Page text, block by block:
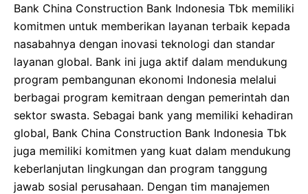
Bank China Construction Bank Indonesia Tbk memiliki
komitmen untuk memberikan layanan terbaik kepada
nasabahnya dengan inovasi teknologi dan standar
layanan global. Bank ini juga aktif dalam mendukung
program pembangunan ekonomi Indonesia melalui
berbagai program kemitraan dengan pemerintah dan
sektor swasta. Sebagai bank yang memiliki kehadiran
global, Bank China Construction Bank Indonesia Tbk
juga memiliki komitmen yang kuat dalam mendukung
keberlanjutan lingkungan dan program tanggung
jawab sosial perusahaan. Dengan tim manajemen